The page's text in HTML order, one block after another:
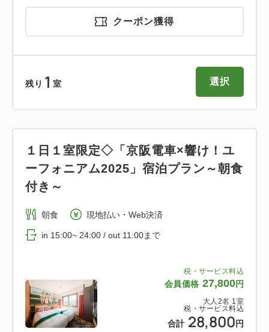
ミニヘッドマークの展示パネル
京阪電車のつり革(レプリカ)、京阪電車カラーのベッ
ドスロー
【客室設備】
TV（32型）一般放送、BS放送（NHK BS1、NHK
ォシュレット / 電話 / 羽毛布団 / スリッパ / ハンガー
/ ボックスティッシュ
【客室設備・アメニティ】
小学生未満のお子様の添い寝でのご利用は無料です。
添い寝ご利用はベッド1台につき1名様までとさせて
いただきます。
※ただし、各プランの規定が優先されます。
クーポン獲得
残り 1 室 選択
税・サービス料込
会員価格 27,800円
大人 2名 1 室
税・サービス料込
合計 28,800 円
１日１室限定◇「京阪電車×響け！ユ
ーフォニアム2025」宿泊プラン～朝食
付き～
朝食 現地払い・Web決済
in 15:00~ 24:00 / out 11:00まで